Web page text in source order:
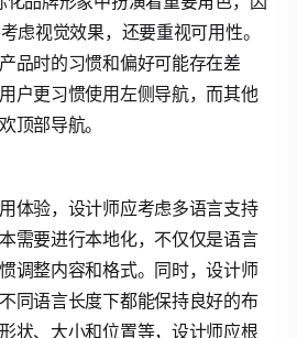
虑视觉效果，还要重视可用性。
品时的习惯和偏好可能存在差
户更习惯使用左侧导航，而其他
顶部导航。
体验，设计师应考虑多语言支持
需要进行本地化，不仅仅是语言
调整内容和格式。同时，设计师
同语言长度下都能保持良好的布
状、大小和位置等，设计师应根